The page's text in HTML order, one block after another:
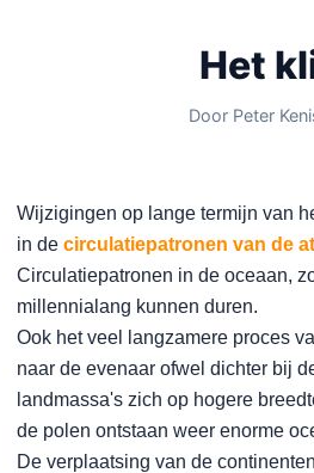
Het
Door Peter
Wijzigingen op lange termijn van
in de circulatiepatronen van de
Circulatiepatronen in de oceaan,
millennialang kunnen duren.
Ook het veel langzamere proces
naar de evenaar ofwel dichter bij
landmassa's zich op hogere
de polen ontstaan weer enorme
De verplaatsing van de